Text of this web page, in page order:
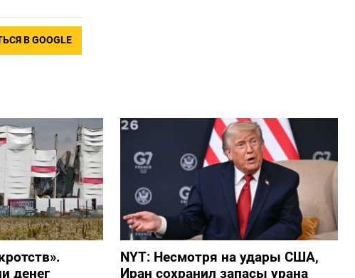
В GOOGLE
денег
NYT: Несмотря на удары США,
Иран сохранил запасы урана